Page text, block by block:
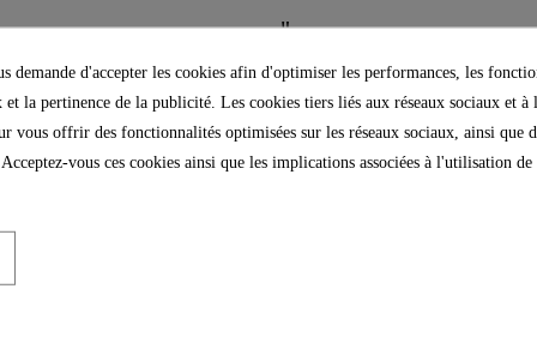
"
demande d'accepter les cookies afin d'optimiser les performances, les
et la pertinence de la publicité. Les cookies tiers liés aux réseaux sociaux et
vous offrir des fonctionnalités optimisées sur les réseaux sociaux, ainsi que
Acceptez-vous ces cookies ainsi que les implications associées à l'utilisation de